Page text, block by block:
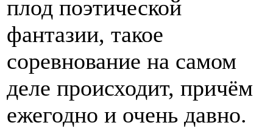
плод поэтической
фантазии, такое
соревнование на самом
деле происходит, причём
ежегодно и очень давно.